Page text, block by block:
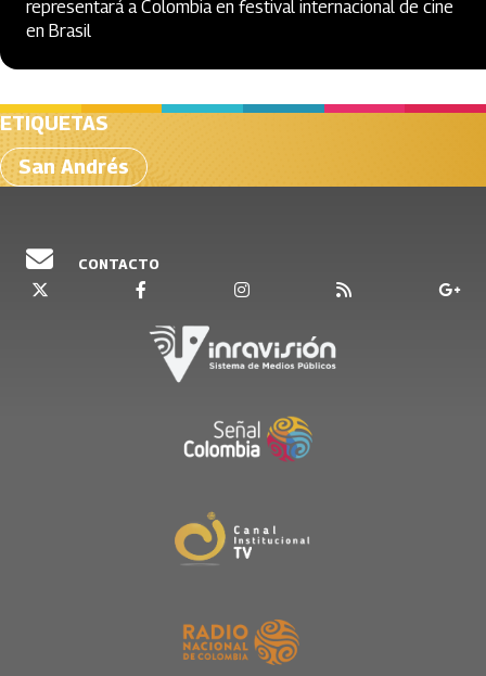
representará a Colombia en festival internacional de cine
en Brasil
ETIQUETAS
San Andrés
CONTACTO